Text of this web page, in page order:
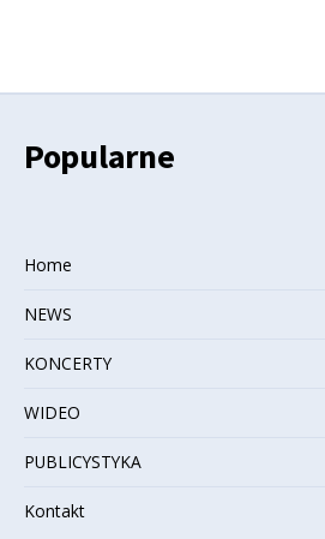
Popularne
Home
NEWS
KONCERTY
WIDEO
PUBLICYSTYKA
Kontakt